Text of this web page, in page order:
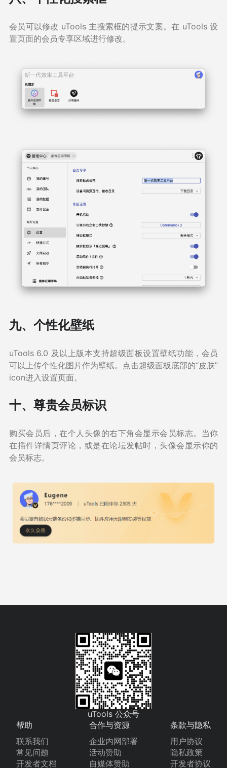
会员可以修改 uTools 主搜索框的提示文案。在 uTools 设
置页面的会员专享区域进行修改。
九、个性化壁纸
uTools 6.0 及以上版本支持超级面板设置壁纸功能，会员
可以上传个性化图片作为壁纸。点击超级面板底部的“皮肤”
icon进入设置页面。
十、尊贵会员标识
购买会员后，在个人头像的右下角会显示会员标志。当你
在插件详情页评论，或是在论坛发帖时，头像会显示你的
会员标志。
uTools 公众号
帮助
联系我们
常见问题
开发者文档
合作与资源
企业内网部署
活动赞助
自媒体赞助
条款与隐私
用户协议
隐私政策
开发者协议